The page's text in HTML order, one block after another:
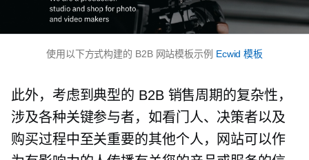
使用以下方式构建的 B2B 网站模板示例 Ecwid 模板
此外，考虑到典型的 B2B 销售周期的复杂性，
涉及各种关键参与者，如看门人、决策者以及
购买过程中至关重要的其他个人，网站可以作